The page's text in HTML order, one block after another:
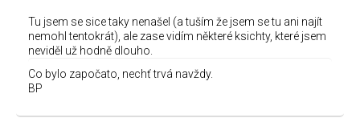
Tu jsem se sice taky nenašel (a tuším že jsem se tu ani najít
nemohl tentokrát), ale zase vidím některé ksichty, které jsem
neviděl už hodně dlouho.
Co bylo započato, nechť trvá navždy.
BP